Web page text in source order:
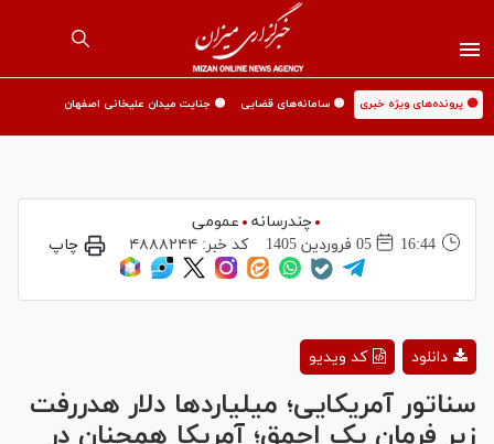
🟡 پرونده‌های ویژه خبری 🟡 سامانه‌های قضایی 🟡 جنایت میدان علیخانی اصفهان
چندرسانه
عمومی
16:44
05 فروردين 1405 کد خبر:۴۸۸۸۲۴۴ چاپ
Video
کد ویدیو دانلود
سناتور آمریکایی؛ میلیاردها دلار هدررفت
زیر فرمان یک احمق؛ آمریکا همچنان در